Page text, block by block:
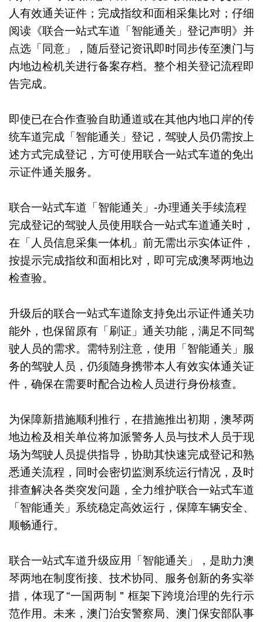
人有效通关证件；完成指纹和面相采集比对；仔细
阅读《联合一站式车道「智能通关」登记声明》并
点选「同意」，随后登记资讯即时同步传至澳门与
内地边检机关进行备案存档。整个相关登记流程即
告完成。
即使已在合作查验自助通道或在其他内地口岸的传
统车道完成「智能通关」登记，驾驶人员仍需按上
述方式完成登记，方可使用联合一站式车道的免出
示证件通关服务。
联合一站式车道「智能通关」-办理通关手续流程
完成登记的驾驶人员使用联合一站式车道通关时，
在「人员信息采集一体机」前无需出示实体证件，
按提示完成指纹和面相比对，即可完成澳琴两地边
检查验。
升级后的联合一站式车道除支持免出示证件通关功
能外，也保留原有「刷证」通关功能，满足不同驾
驶人员的需求。需特别注意，使用「智能通关」服
务的驾驶人员，仍须随身携带本人有效实体通关证
件，确保在需要时配合边检人员进行身份核查。
为保障新措施顺利推行，在措施推出初期，澳琴两
地边检及相关单位将加派警务人员与技术人员于现
场为驾驶人员提供指导，协助其快速完成登记和熟
悉通关流程，同时会密切监测系统运行情况，及时
排查解决各类突发问题，全力维护联合一站式车道
「智能通关」系统稳定高效运行，保障车辆安全、
顺畅通行。
联合一站式车道升级应用「智能通关」，是助力澳
琴两地在制度衔接、技术协同、服务创新的务实举
措，体现了“一国两制＂框架下跨境治理的先行示
范作用。未来，澳门治安警察局、澳门保安部队事